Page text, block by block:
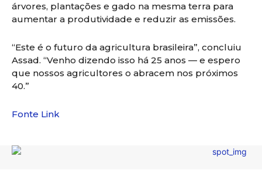
árvores, plantações e gado na mesma terra para
aumentar a produtividade e reduzir as emissões.
“Este é o futuro da agricultura brasileira”, concluiu
Assad. “Venho dizendo isso há 25 anos — e espero
que nossos agricultores o abracem nos próximos
40.”
Fonte Link